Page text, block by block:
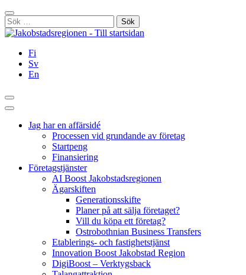
Hoppa
till
innehållet
Stäng
Sök
efter:
Fi
Sv
En
Sök
Huvudmeny
Jag har en affärsidé
Processen vid grundande av företag
Startpeng
Finansiering
Företagstjänster
AI Boost Jakobstadsregionen
Ägarskiften
Generationsskifte
Planer på att sälja företaget?
Vill du köpa ett företag?
Ostrobothnian Business Transfers
Etablerings- och fastighetstjänst
Innovation Boost Jakobstad Region
DigiBoost – Verktygsback